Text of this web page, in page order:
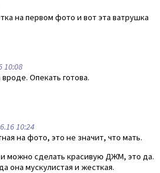
на первом фото и вот эта ватрушка
Опекать готова.
10:24
на фото, это не значит, что мать.
можно сделать красивую ДЖМ, это да.
она мускулистая и жесткая.